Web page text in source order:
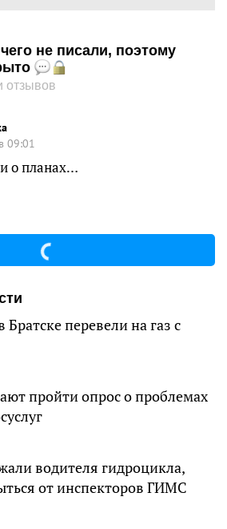
не писали, поэтому
отзывов
09:01
о планах…
перевели на газ с
пройти опрос о проблемах
водителя гидроцикла,
от инспекторов ГИМС